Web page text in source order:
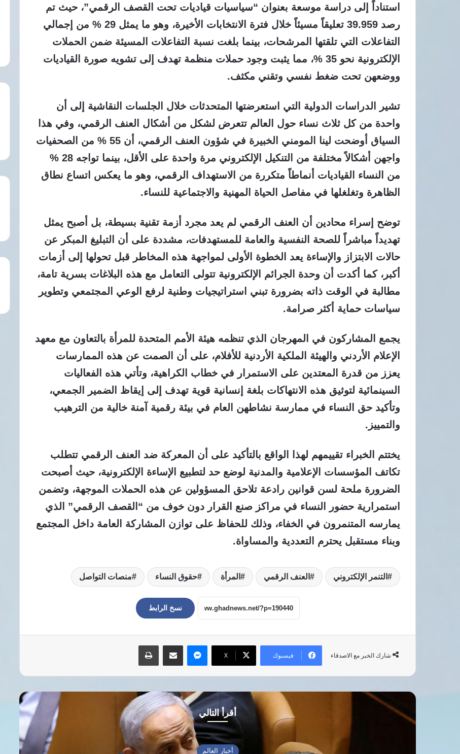
استناداً إلى دراسة موسعة بعنوان “سياسيات قياديات تحت القصف الرقمي”، حيث تم
رصد 39.959 تعليقاً مسيئاً خلال فترة الانتخابات الأخيرة، وهو ما يمثل 29 % من إجمالي
التفاعلات التي تلقتها المرشحات، بينما بلغت نسبة التفاعلات المسيئة ضمن الحملات
الإلكترونية نحو 35 %، مما يثبت وجود حملات منظمة تهدف إلى تشويه صورة القياديات
ووضعهن تحت ضغط نفسي وتقني مكثف.
تشير الدراسات الدولية التي استعرضتها المتحدثات خلال الجلسات النقاشية إلى أن
واحدة من كل ثلاث نساء حول العالم تتعرض لشكل من أشكال العنف الرقمي، وفي هذا
السياق أوضحت لينا المومني الخبيرة في شؤون العنف الرقمي، أن 55 % من الصحفيات
واجهن أشكالاً مختلفة من التنكيل الإلكتروني مرة واحدة على الأقل، بينما تواجه 28 %
من النساء القياديات أنماطاً متكررة من الاستهداف الرقمي، وهو ما يعكس اتساع نطاق
الظاهرة وتغلغلها في مفاصل الحياة المهنية والاجتماعية للنساء.
توضح إسراء محادين أن العنف الرقمي لم يعد مجرد أزمة تقنية بسيطة، بل أصبح يمثل
تهديداً مباشراً للصحة النفسية والعامة للمستهدفات، مشددة على أن التبليغ المبكر عن
حالات الابتزاز والإساءة يعد الخطوة الأولى لمواجهة هذه المخاطر قبل تحولها إلى أزمات
أكبر، كما أكدت أن وحدة الجرائم الإلكترونية تتولى التعامل مع هذه البلاغات بسرية تامة،
مطالبة في الوقت ذاته بضرورة تبني استراتيجيات وطنية لرفع الوعي المجتمعي وتطوير
سياسات حماية أكثر صرامة.
يجمع المشاركون في المهرجان الذي تنظمه هيئة الأمم المتحدة للمرأة بالتعاون مع معهد
الإعلام الأردني والهيئة الملكية الأردنية للأفلام، على أن الصمت عن هذه الممارسات
يعزز من قدرة المعتدين على الاستمرار في خطاب الكراهية، وتأتي هذه الفعاليات
السينمائية لتوثيق هذه الانتهاكات بلغة إنسانية قوية تهدف إلى إيقاظ الضمير الجمعي،
وتأكيد حق النساء في ممارسة نشاطهن العام في بيئة رقمية آمنة خالية من الترهيب
والتمييز.
يختتم الخبراء تقييمهم لهذا الواقع بالتأكيد على أن المعركة ضد العنف الرقمي تتطلب
تكاتف المؤسسات الإعلامية والمدنية لوضع حد لتطبيع الإساءة الإلكترونية، حيث أصبحت
الضرورة ملحة لسن قوانين رادعة تلاحق المسؤولين عن هذه الحملات الموجهة، وتضمن
استمرارية حضور النساء في مراكز صنع القرار دون خوف من “القصف الرقمي” الذي
يمارسه المتنمرون في الخفاء، وذلك للحفاظ على توازن المشاركة العامة داخل المجتمع
وبناء مستقبل يحترم التعددية والمساواة.
التنمر الإلكتروني العنف الرقمي المرأة حقوق النساء منصات التواصل
نسخ الرابط
شارك الخبر مع الاصدقاء فيسبوك ‫X
ماسنجر مشاركة عبر البريد طباعة
أقرأ التالي
أخبار العالم